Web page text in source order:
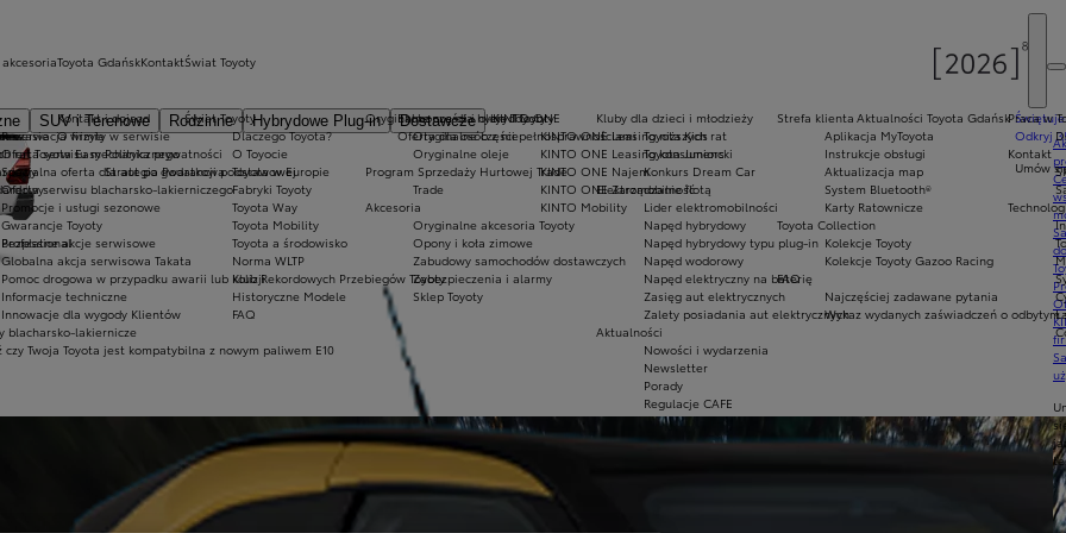
SUV i Terenowe Rodzinne Hybrydowe Plug-in
Dostawcze
czasie
Ekobonus dla hybryd Toyoty
Oferta dla osób z niepełnosprawnościami
Odkryj
Umów
rat Toyota Easy
KINTO ONE
KINTO ONE Leasing niższych rat
KINTO ONE Leasing konsumencki
KINTO ONE Najem
KINTO ONE Zarządzanie flotą
KINTO Mobility
Rezerwacja wizyty w serwisie
Oferta serwisu mechanicznego
Specjalna oferta dla aut po gwarancji podstawowej
Oferta serwisu blacharsko-lakierniczego
Promocje i usługi sezonowe
Gwarancje Toyoty
Bezpłatne akcje serwisowe
Globalna akcja serwisowa Takata
Pomoc drogowa w przypadku awarii lub kolizji
Informacje techniczne
Innowacje dla wygody Klientów
blacharsko-lakiernicze
czy Twoja Toyota jest kompatybilna z nowym paliwem E10
Oryginalne części i oleje Toyoty
Oryginalne części
Oryginalne oleje
Program Sprzedaży Hurtowej Trade
Trade
Akcesoria
Oryginalne akcesoria Toyoty
Opony i koła zimowe
Zabudowy samochodów dostawczych
Zabezpieczenia i alarmy
Sklep Toyoty
Strefa klienta
Aplikacja MyToyota
Instrukcje obsługi
Aktualizacja map
System Bluetooth®
Karty Ratownicze
Toyota Collection
Kolekcje Toyoty
Kolekcje Toyoty Gazoo Racing
FAQ
Najczęściej zadawane pytania
Wykaz wydanych zaświadczeń o odbytym
Toyota Gdańsk
Kontakt i dojazd
O firmie
Polityka prywatności
Strategia Podatkowa
Aktualności Toyota Gdańsk
KontaktŚwiat Toyoty
Świat Toyoty
Dlaczego Toyota?
O Toyocie
Toyota w Europie
Fabryki Toyoty
Toyota Way
Toyota Mobility
Toyota a środowisko
Norma WLTP
Klub Rekordowych Przebiegów Toyoty
Historyczne Modele
FAQ
Kluby dla dzieci i młodzieży
Toyota Kids
Toyota Juniors
Konkurs Dream Car
Elektromobilność
Lider elektromobilności
Napęd hybrydowy
Napęd hybrydowy typu plug-in
Napęd wodorowy
Napęd elektryczny na baterię
Zasięg aut elektrycznych
Zalety posiadania aut elektrycznych
Aktualności
Nowości i wydarzenia
Newsletter
Porady
Regulacje CAFE
Praca w
Kontakt